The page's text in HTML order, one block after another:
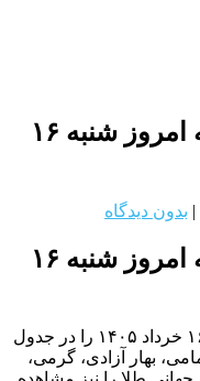
جدیدترین قیمت طلا و سکه امروز شنبه ۱۶
| بدون دیدگاه
جدیدترین قیمت طلا و سکه امروز شنبه ۱۶
قیمت طلا و قیمت سکه امروز شنبه ۱۶ خرداد ۱۴۰۵ را در جدول
بهار آزادی، گرمی،